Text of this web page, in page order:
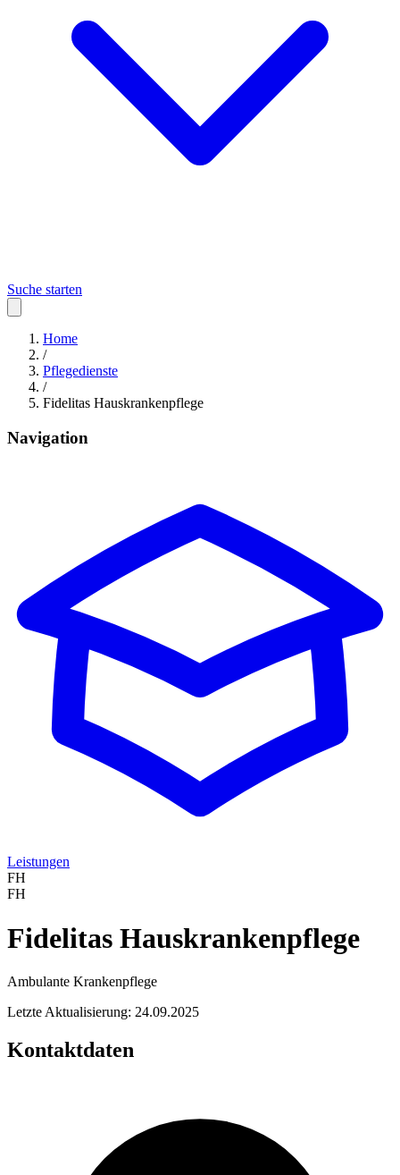
Suche starten
Home
/
Pflegedienste
/
Fidelitas Hauskrankenpflege
Navigation
Leistungen
FH
FH
Fidelitas Hauskrankenpflege
Ambulante Krankenpflege
Letzte Aktualisierung: 24.09.2025
Kontaktdaten